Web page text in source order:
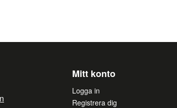
Mitt konto
Logga in
Registrera dig